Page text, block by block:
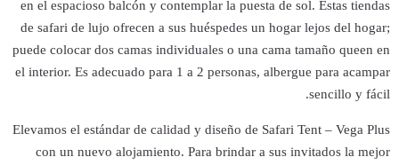
en el espacioso
de safari de lujo
puede colocar
el interior. Es
Elevamos el
con un nuevo